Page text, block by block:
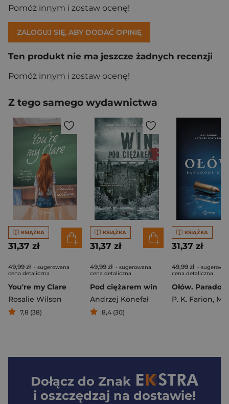
Pomóż innym i zostaw ocenę!
ZALOGUJ SIĘ, ABY DODAĆ OPINIĘ
Ten produkt nie ma jeszcze żadnych recenzji
Pomóż innym i zostaw ocenę!
Z tego samego wydawnictwa
KSIĄŻKA
31,37 zł
49,99 zł - sugerowana
cena detaliczna
You're my Clare
Rosalie Wilson
7,8 (38)
KSIĄŻKA
31,37 zł
49,99 zł - sugerowana
cena detaliczna
Pod ciężarem win
Andrzej Konefał
8,4 (30)
KSIĄŻKA
31,37 zł
49,99 zł -
cena detaliczna
P. K. Farion, Mateusz
Dołącz do Znak
i oszczędzaj na dostawie!